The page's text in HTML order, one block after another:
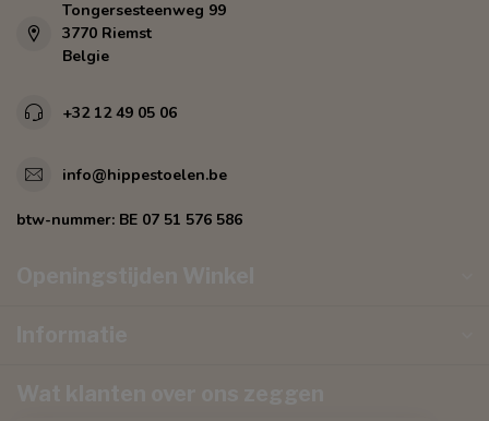
Tongersesteenweg 99
3770 Riemst
Belgie
+32 12 49 05 06
info@hippestoelen.be
btw-nummer: BE 07 51 576 586